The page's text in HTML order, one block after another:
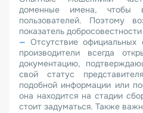
доменные имена, чтобы
пользователей. Поэтому
показатель
Отсутствие
производители всегда
документацию,
свой статус
подобной информации или
она находится на стадии
стоит задуматься. Также